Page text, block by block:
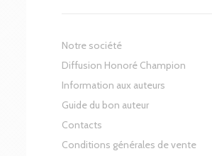
Notre société
Diffusion Honoré Champion
Information aux auteurs
Guide du bon auteur
Contacts
Conditions générales de vente